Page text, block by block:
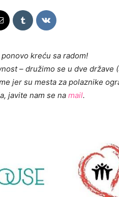
kreću sa radom!
– družimo se u dve države
jer su mesta za polaznike
javite nam se na mail.